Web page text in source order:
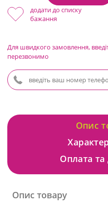
додати до списку
бажання
Для швидкого замовлення,
перезвонимо
Опис
Оплата та
Опис товару